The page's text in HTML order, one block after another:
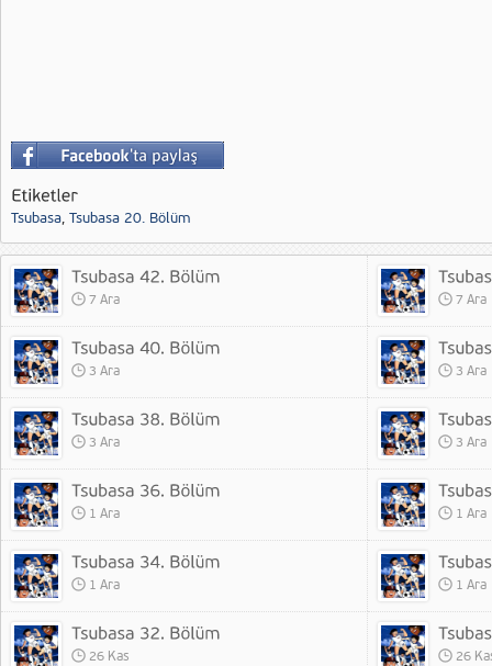
Tsubasa, Tsubasa 20. Bölüm
7 Ara 7 Ara
3 Ara 3 Ara
3 Ara 3 Ara
1 Ara 1 Ara
1 Ara 1 Ara
26 Kas 26